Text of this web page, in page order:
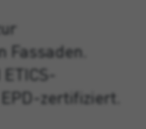
Fassaden.
zertifiziert.